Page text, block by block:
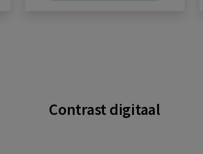
Contrast digitaal